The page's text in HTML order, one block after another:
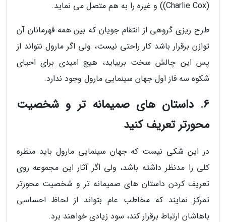
(Charlie Cox)) و غیره را به هم متصل می نماید.
طرح ریزی گروهی از انتقام جویان که بین همه قهرمانان آن
توازن برقرار باشد کار راحتی نیست، ولی اگر مارول نتواند از
پس این چالش سخت بربیاید، هیچ امیدی برای احیای
شکوه سه فاز اول جهان سینمایی مارول وجود ندارد.
6. داستان های صمیمانه تر و شخصیت
محورتر تعریف کنید
در این شکی نیست که جهان سینمایی مارول باید منظره
کلی را مدنظر داشته باشد، ولی اگر آثار این مجموعه روی
تعریف کردن داستان های صمیمانه تر و شخصیت محورتر
تمرکز نمایند که مخاطب عام بتواند از لحاظ احساسی
باهاشان ارتباط برقرار کند، سود زیادی خواهند برد.